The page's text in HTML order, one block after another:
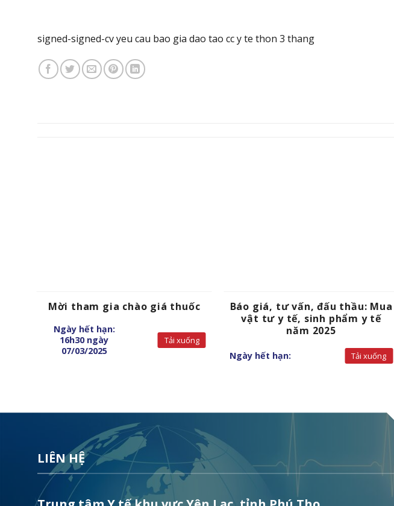
signed-signed-cv yeu cau bao gia dao tao cc y te thon 3 thang
Mời tham gia chào giá thuốc
Ngày hết hạn:
16h30 ngày
07/03/2025
Tải xuống
Báo giá, tư vấn, đấu thầu: Mua
vật tư y tế, sinh phẩm y tế
năm 2025
Ngày hết hạn: Tải xuống
LIÊN HỆ